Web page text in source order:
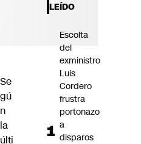
Se
gú
n
la
últi
LEÍDO
Escolta
del
exministro
Luis
Cordero
frustra
portonazo
a
disparos